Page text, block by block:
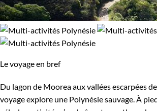
Le voyage en bref
Du lagon de Moorea aux vallées escarpées
voyage explore une Polynésie sauvage. À